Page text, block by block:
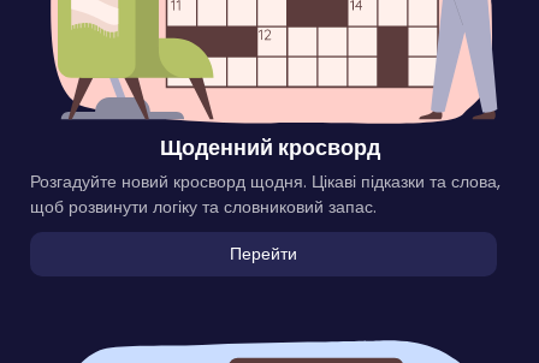
Щоденний кросворд
Розгадуйте новий кросворд щодня. Цікаві підказки та слова,
щоб розвинути логіку та словниковий запас.
Перейти